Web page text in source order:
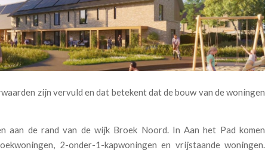
zijn vervuld en dat betekent dat de bouw van de woningen
aan de rand van de wijk Broek Noord. In Aan het Pad komen
2-onder-1-kapwoningen en vrijstaande woningen.